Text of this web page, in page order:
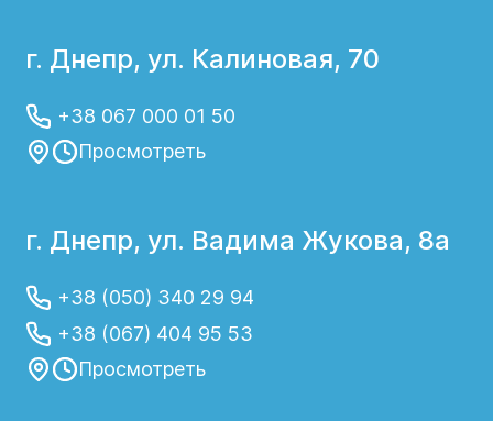
г. Днепр, ул. Калиновая, 70
+38 067 000 01 50
Просмотреть
г. Днепр, ул. Вадима Жукова, 8а
+38 (050) 340 29 94
+38 (067) 404 95 53
Просмотреть